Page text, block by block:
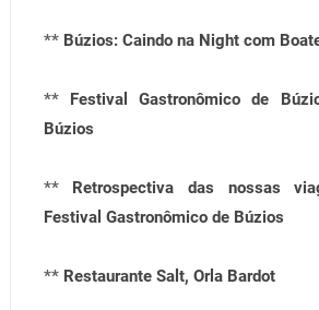
** Búzios: Caindo na Night com
** Festival Gastronômico de
Búzios
** Retrospectiva das nossas
Festival Gastronômico de Búzios
** Restaurante Salt, Orla Bardot